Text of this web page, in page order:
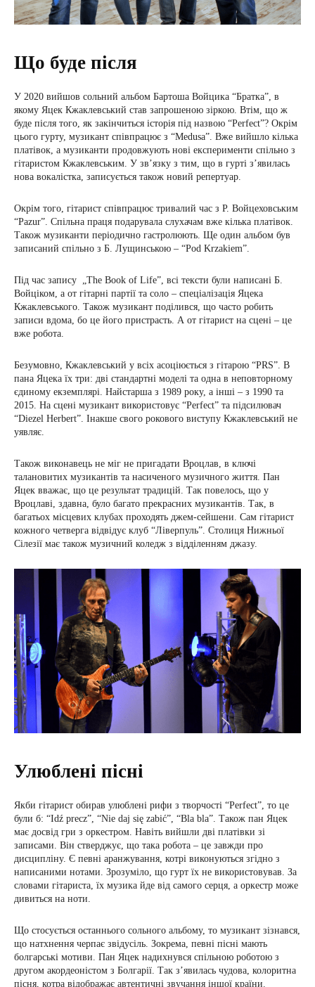
Що буде після
У 2020 вийшов сольний альбом Бартоша Войцика “Братка”, в
якому Яцек Кжаклевський став запрошеною зіркою. Втім, що ж
буде після того, як закінчиться історія під назвою “Perfect”? Окрім
цього гурту, музикант співпрацює з “Medusa”. Вже вийшло кілька
платівок, а музиканти продовжують нові експерименти спільно з
гітаристом Кжаклевським. У зв’язку з тим, що в гурті з’явилась
нова вокалістка, записується також новий репертуар.
Окрім того, гітарист співпрацює тривалий час з Р. Войцеховським
“Pazur”. Спільна праця подарувала слухачам вже кілька платівок.
Також музиканти періодично гастролюють. Ще один альбом був
записаний спільно з Б. Лущинською – “Pod Krzakiem”.
Під час запису „The Book of Life”, всі тексти були написані Б.
Войціком, а от гітарні партії та соло – спеціалізація Яцека
Кжаклевського. Також музикант поділився, що часто робить
записи вдома, бо це його пристрасть. А от гітарист на сцені – це
вже робота.
Безумовно, Кжаклевський у всіх асоціюється з гітарою “PRS”. В
пана Яцека їх три: дві стандартні моделі та одна в неповторному
єдиному екземплярі. Найстарша з 1989 року, а інші – з 1990 та
2015. На сцені музикант використовує “Perfect” та підсилювач
“Diezel Herbert”. Інакше свого рокового виступу Кжаклевський не
уявляє.
Також виконавець не міг не пригадати Вроцлав, в ключі
талановитих музикантів та насиченого музичного життя. Пан
Яцек вважає, що це результат традицій. Так повелось, що у
Вроцлаві, здавна, було багато прекрасних музикантів. Так, в
багатьох місцевих клубах проходять джем-сейшени. Сам гітарист
кожного четверга відвідує клуб “Ліверпуль”. Столиця Нижньої
Сілезії має також музичний коледж з відділенням джазу.
Улюблені пісні
Якби гітарист обирав улюблені рифи з творчості “Perfect”, то це
були б: “Idź precz”, “Nie daj się zabić”, “Bla bla”. Також пан Яцек
має досвід гри з оркестром. Навіть вийшли дві платівки зі
записами. Він стверджує, що така робота – це завжди про
дисципліну. Є певні аранжування, котрі виконуються згідно з
написаними нотами. Зрозуміло, що гурт їх не використовував. За
словами гітариста, їх музика йде від самого серця, а оркестр може
дивиться на ноти.
Що стосується останнього сольного альбому, то музикант зізнався,
що натхнення черпає звідусіль. Зокрема, певні пісні мають
болгарські мотиви. Пан Яцек надихнувся спільною роботою з
другом акордеоністом з Болгарії. Так з’явилась чудова, колоритна
пісня, котра відображає автентичні звучання іншої країни.